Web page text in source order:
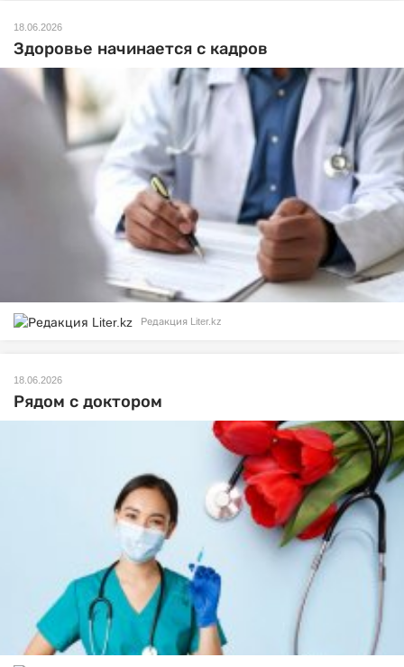
18.06.2026
Здоровье начинается с кадров
Редакция Liter.kz
18.06.2026
Рядом с доктором